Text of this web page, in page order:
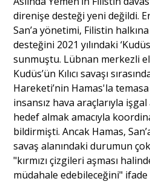
direnişe desteği yeni değildi.
San’a yönetimi, Filistin
desteğini 2021 yılındaki
sunmuştu. Lübnan merkezli
Kudüs’ün Kılıcı savaşı
Hareketi’nin Hamas'la
insansız hava araçlarıyla
hedef almak amacıyla
bildirmişti. Ancak Hamas,
savaş alanındaki durumun
"kırmızı çizgileri aşması
müdahale edebileceğini" ifade